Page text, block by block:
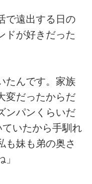
で遠出する日の
ドが好きだった
たんです。家族
変だったからだ
ンパンくらいだ
いたから手馴れ
も妹も弟の奥さ